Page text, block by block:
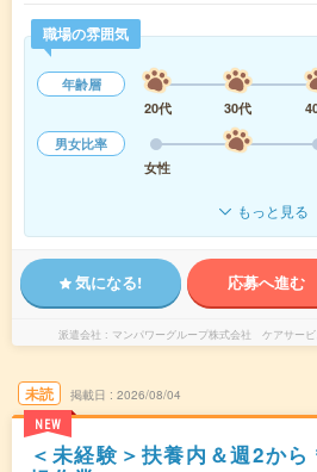
職場の雰囲気
年齢層
20代
30代
男女比率
女性
もっと見る
気になる! 応募へ進む
派遣会社 マンパワーグループ株式会社 ケアサー
未読
NEW
掲載日 2026/08/04
＜未経験＞扶養内＆週2か